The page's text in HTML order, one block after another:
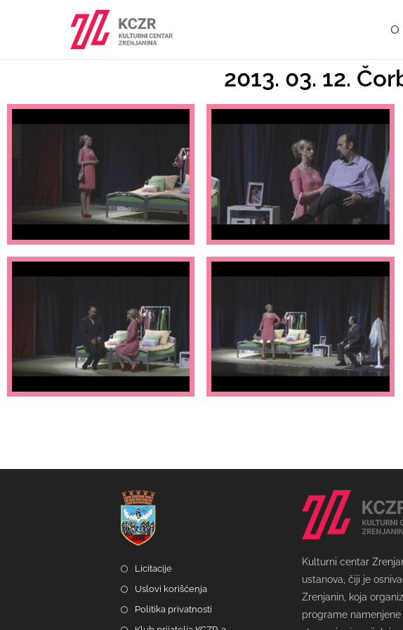
O
2013. 03. 12.
Licitacije
Uslovi korišćenja
Politika privatnosti
Kulturni centar
ustanova, čiji je
Zrenjanin, koja
programe namenjene